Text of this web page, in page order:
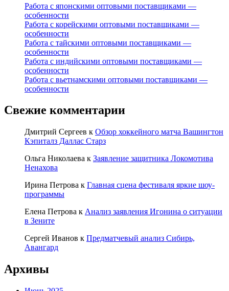
Работа с японскими оптовыми поставщиками —
особенности
Работа с корейскими оптовыми поставщиками —
особенности
Работа с тайскими оптовыми поставщиками —
особенности
Работа с индийскими оптовыми поставщиками —
особенности
Работа с вьетнамскими оптовыми поставщиками —
особенности
Свежие комментарии
Дмитрий Сергеев к Обзор хоккейного матча Вашингтон
Кэпиталз Даллас Старз
Ольга Николаева к Заявление защитника Локомотива
Ненахова
Ирина Петрова к Главная сцена фестиваля яркие шоу-
программы
Елена Петрова к Анализ заявления Игонина о ситуации
в Зените
Сергей Иванов к Предматчевый анализ Сибирь,
Авангард
Архивы